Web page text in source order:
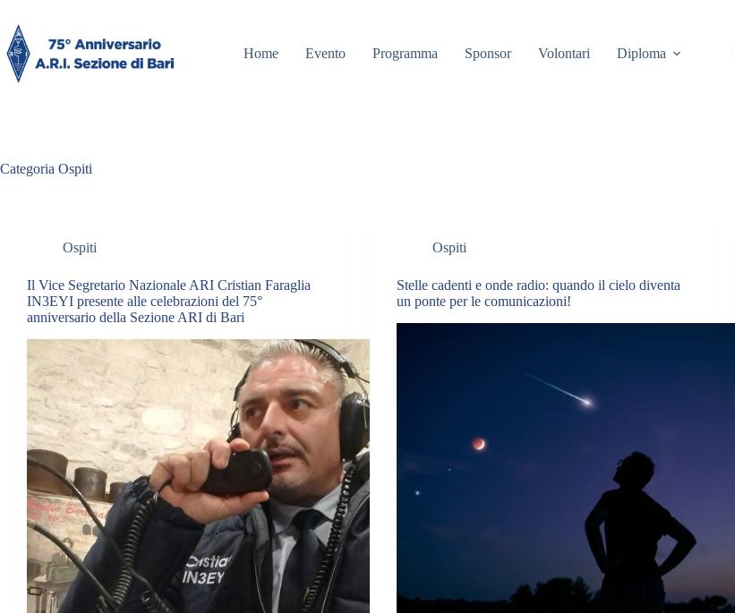
contenuto
Home
Evento Programma Sponsor Volontari Diploma
Categoria Ospiti
Ospiti
Il Vice Segretario Nazionale ARI Cristian Faraglia
IN3EYI presente alle celebrazioni del 75°
anniversario della Sezione ARI di Bari
Ospiti
Stelle cadenti e onde radio: quando il cielo diventa
un ponte per le comunicazioni!